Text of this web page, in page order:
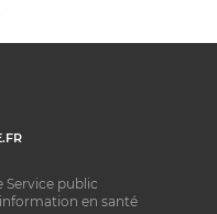
Service public
en santé